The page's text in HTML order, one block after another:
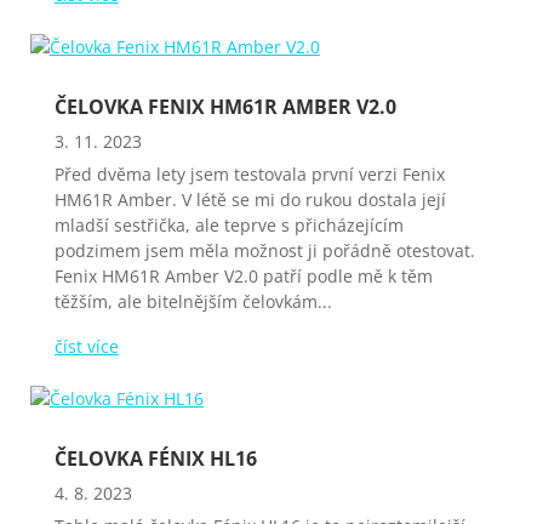
ČELOVKA FENIX HM61R AMBER V2.0
3. 11. 2023
Před dvěma lety jsem testovala první verzi Fenix
HM61R Amber. V létě se mi do rukou dostala její
mladší sestřička, ale teprve s přicházejícím
podzimem jsem měla možnost ji pořádně otestovat.
Fenix HM61R Amber V2.0 patří podle mě k těm
těžším, ale bitelnějším čelovkám...
číst více
ČELOVKA FÉNIX HL16
4. 8. 2023